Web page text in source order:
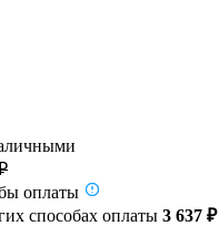
оплаты
способах оплаты 3 637 ₽